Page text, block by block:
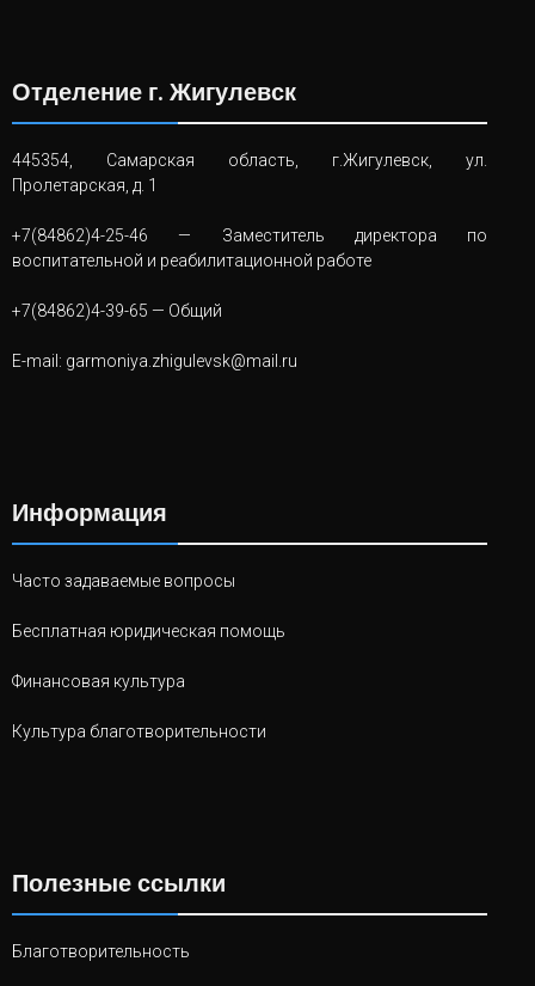
Отделение г. Жигулевск
445354, Самарская область, г.Жигулевск, ул.
Пролетарская, д. 1
+7(84862)4-25-46 — Заместитель директора по
воспитательной и реабилитационной работе
+7(84862)4-39-65 — Общий
E-mail: garmoniya.zhigulevsk@mail.ru
Информация
Часто задаваемые вопросы
Бесплатная юридическая помощь
Финансовая культура
Культура благотворительности
Полезные ссылки
Благотворительность